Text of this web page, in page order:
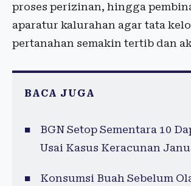
proses perizinan, hingga
aparatur kalurahan agar tata
pertanahan semakin tertib dan
BACA JUGA
BGN Setop Sementara 10
Usai Kasus Keracunan
Konsumsi Buah Sebelum